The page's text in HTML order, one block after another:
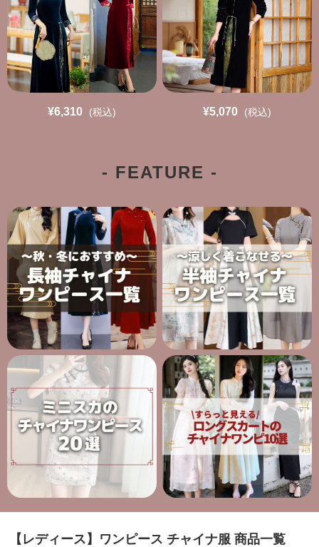
¥6,310 (税込) ¥5,070 (税込)
- FEATURE -
【レディース】ワンピース チャイナ服 商品一覧